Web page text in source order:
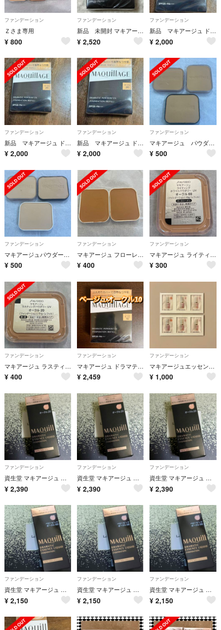
ファンデーション
Ｚさま専用
¥ 800
ファンデーション
新品 未開封 マキアージュ ドラマティックパウダリー EX レフィル オークル20
¥ 2,520
ファンデーション
新品 マキアージュ ドラマティックパウダリー EX オークル20
¥ 2,000
ファンデーション
新品 マキアージュ ドラマティックパウダリー EX オークル20
¥ 2,000
ファンデーション
新品 マキアージュ ドラマティックパウダリー EX オークル20
¥ 2,000
ファンデーション
マキアージュ パウダーファンデ ベージュオークル20
¥ 500
ファンデーション
マキアージュパウダーファンデ ベージュオークル00
¥ 500
ファンデーション
マキアージュ フローレススキンパウダリーオークル40
¥ 400
ファンデーション
マキアージュ ライティング ホワイトパウダリー UV オークル 00
¥ 300
ファンデーション
マキアージュ ラスティングパウダリー UV オークル 20
¥ 400
ファンデーション
マキアージュ ドラマティックパウダリー EX ベージュオークル10 レフィル
¥ 2,459
ファンデーション
マキアージュエッセンスリキッド EXブライトグロウ 【2セット】
¥ 1,000
ファンデーション
資生堂 マキアージュ ドラマティックエッセンスリキッド オークル20(25ml)
¥ 2,390
ファンデーション
資生堂 マキアージュ ドラマティックエッセンスリキッド オークル20(25ml)
¥ 2,390
ファンデーション
資生堂 マキアージュ ドラマティックエッセンスリキッド オークル20(25ml)
¥ 2,390
ファンデーション
資生堂 マキアージュ ドラマティックエッセンスリキッド ベビーピンクオークル00(25ml)
¥ 2,150
ファンデーション
資生堂 マキアージュ ドラマティックエッセンスリキッド ベビーピンクオークル00(25ml)
¥ 2,150
ファンデーション
資生堂 マキアージュ ドラマティックエッセンスリキッド ベビーピンクオークル00(25ml)
¥ 2,150